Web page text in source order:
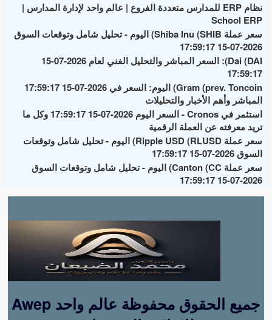
نظام ERP للمدارس متعددة الفروع | عالم واحد لإدارة المدارس |
School ERP
سعر عملة Shiba Inu (SHIB) اليوم - تحليل شامل وتوقعات السوق
2026-07-15 17:59:17
Dai (DAI): السعر المباشر والتحليل الفني لعام 2026-07-15
17:59:17
Gram (prev. Toncoin) اليوم: السعر في 2026-07-15 17:59:17
المباشر وأهم الأخبار والتحليلات
استثمر في Cronos - السعر اليوم 2026-07-15 17:59:17 وكل ما
تريد معرفته عن العملة الرقمية
سعر عملة Ripple USD (RLUSD) اليوم - تحليل شامل وتوقعات
السوق 2026-07-15 17:59:17
سعر عملة Canton (CC) اليوم - تحليل شامل وتوقعات السوق
2026-07-15 17:59:17
Awep جميع الحقوق محفوظة عالم واحد